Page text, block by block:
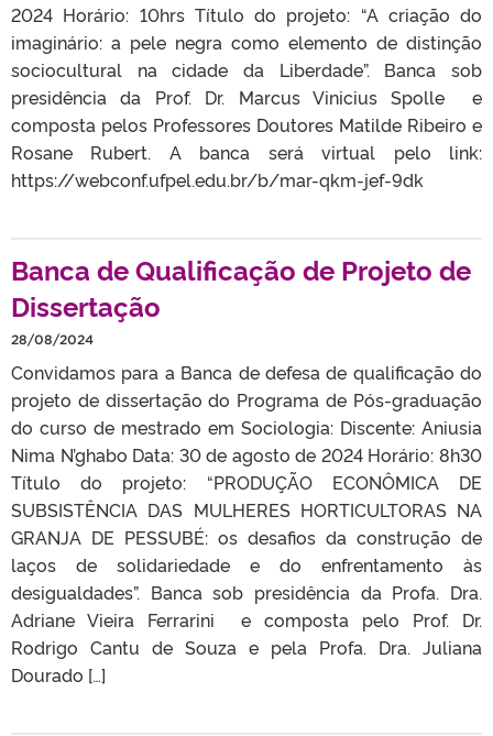
2024 Horário: 10hrs Título do projeto: “A criação do
imaginário: a pele negra como elemento de distinção
sociocultural na cidade da Liberdade”. Banca sob
presidência da Prof. Dr. Marcus Vinicius Spolle e
composta pelos Professores Doutores Matilde Ribeiro e
Rosane Rubert. A banca será virtual pelo link:
https://webconf.ufpel.edu.br/b/mar-qkm-jef-9dk
Banca de Qualificação de Projeto de
Dissertação
28/08/2024
Convidamos para a Banca de defesa de qualificação do
projeto de dissertação do Programa de Pós-graduação
do curso de mestrado em Sociologia: Discente: Aniusia
Nima N’ghabo Data: 30 de agosto de 2024 Horário: 8h30
Título do projeto: “PRODUÇÃO ECONÔMICA DE
SUBSISTÊNCIA DAS MULHERES HORTICULTORAS NA
GRANJA DE PESSUBÉ: os desafios da construção de
laços de solidariedade e do enfrentamento às
desigualdades”. Banca sob presidência da Profa. Dra.
Adriane Vieira Ferrarini e composta pelo Prof. Dr.
Rodrigo Cantu de Souza e pela Profa. Dra. Juliana
Dourado […]